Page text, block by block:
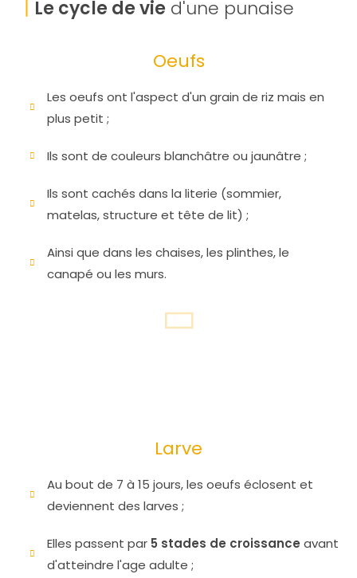
Le cycle de vie d'une punaise
Oeufs
Les oeufs ont l'aspect d'un grain de riz mais en
plus petit ;
Ils sont de couleurs blanchâtre ou jaunâtre ;
Ils sont cachés dans la literie (sommier,
matelas, structure et tête de lit) ;
Ainsi que dans les chaises, les plinthes, le
canapé ou les murs.
Larve
Au bout de 7 à 15 jours, les oeufs éclosent et
deviennent des larves ;
Elles passent par 5 stades de croissance avant
d'atteindre l'age adulte ;